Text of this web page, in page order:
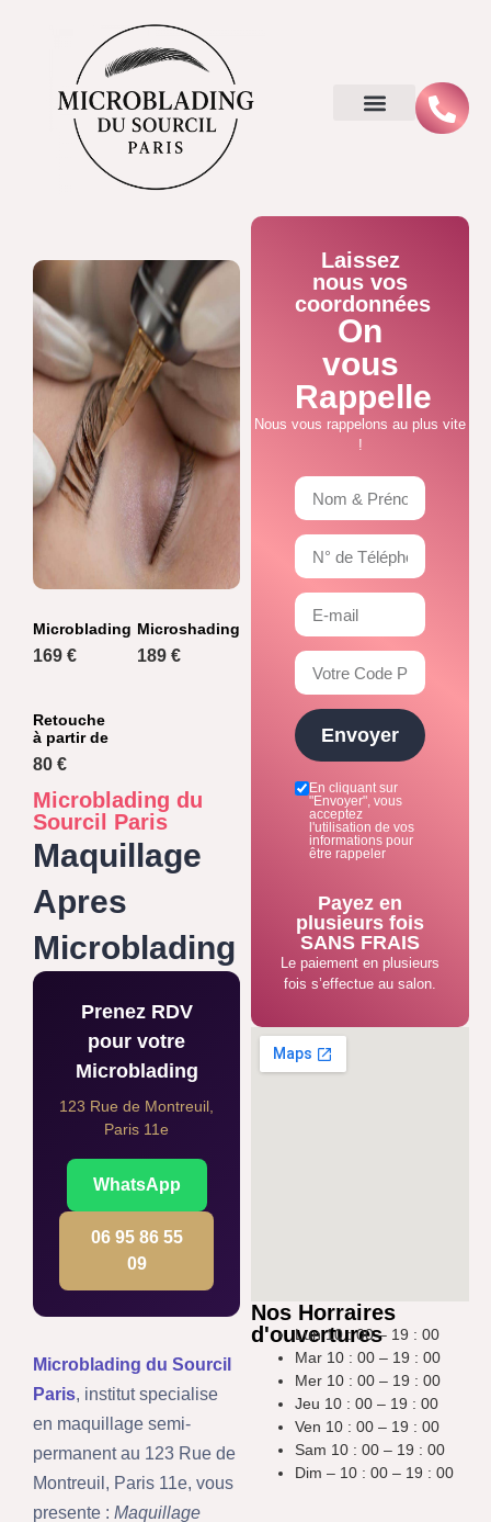
Microblading
169 €
Microshading
189 €
Retouche
à partir de
80 €
Microblading du
Sourcil Paris
Maquillage
Apres
Microblading
Prenez RDV
pour votre
Microblading
123 Rue de Montreuil,
Paris 11e
WhatsApp
06 95 86 55
09
Microblading du Sourcil
Paris, institut specialise
en maquillage semi-
permanent au 123 Rue de
Montreuil, Paris 11e, vous
presente : Maquillage
Laissez
nous vos
coordonnées
On
vous
Rappelle
Nous vous rappelons au plus vite
!
En cliquant sur
"Envoyer", vous
acceptez
l'utilisation de vos
informations pour
être rappeler
Envoyer
Payez en
plusieurs fois
SANS FRAIS
Le paiement en plusieurs
fois s’effectue au salon.
Nos Horraires
d'ouvertures
Lun 10 : 00 – 19 : 00
Mar 10 : 00 – 19 : 00
Mer 10 : 00 – 19 : 00
Jeu 10 : 00 – 19 : 00
Ven 10 : 00 – 19 : 00
Sam 10 : 00 – 19 : 00
Dim – 10 : 00 – 19 : 00